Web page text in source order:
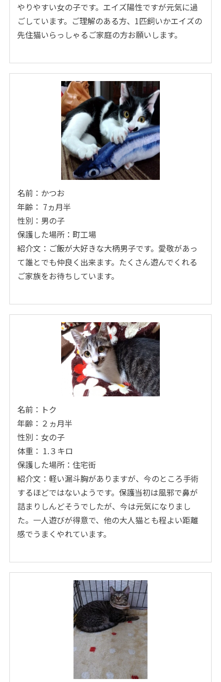
やりやすい女の子です。エイズ陽性ですが元気に過
ごしています。ご理解のある方、1匹飼いかエイズの
先住猫いらっしゃるご家庭の方お願いします。
名前：かつお
年齢： 7ヵ月半
性別：男の子
保護した場所：町工場
紹介文：ご飯が大好きな大柄男子です。愛敬があっ
て誰とでも仲良く出来ます。たくさん遊んでくれる
ご家族をお待ちしています。
名前：トク
年齢：２ヵ月半
性別：女の子
体重： 1.３キロ
保護した場所：住宅街
紹介文：軽い漏斗胸がありますが、今のところ手術
するほどではないようです。保護当初は風邪で鼻が
詰まりしんどそうでしたが、今は元気になりまし
た。一人遊びが得意で、他の大人猫とも程よい距離
感でうまくやれています。